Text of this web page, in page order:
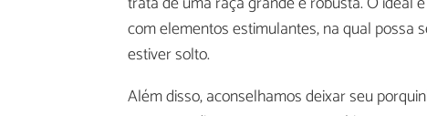
com elementos estimulantes, na qual possa
estiver solto.
Além disso, aconselhamos deixar seu